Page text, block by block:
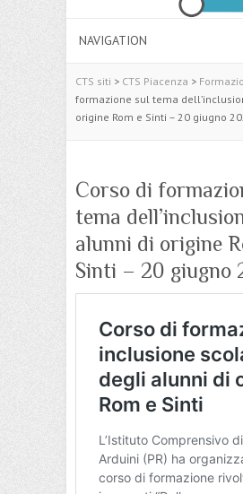
CTS siti > CTS Piacenza >
formazione sul tema
origine Rom e Sinti – 20 giugno
Corso di
tema
alunni di origine
Sinti – 20 giugno